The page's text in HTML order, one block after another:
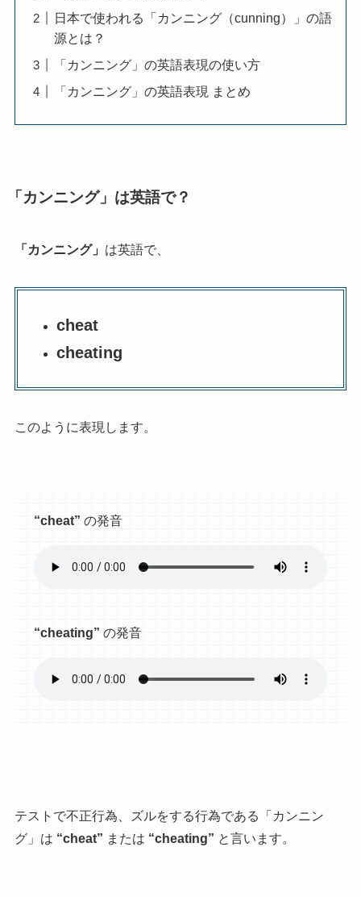
日本で使われる「カンニング（cunning）」の語
源とは？
「カンニング」の英語表現の使い方
「カンニング」の英語表現 まとめ
「カンニング」は英語で？
「カンニング」 は英語で、
cheat
cheating
このように表現します。
“cheat” の発音
“cheating” の発音
テストで不正行為、ズルをする行為である「カンニン
グ」は “cheat” または “cheating” と言います。